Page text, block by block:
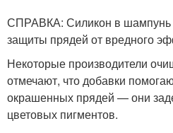
СПРАВКА: Силикон в шампунь
защиты прядей от вредного
Некоторые производители
отмечают, что добавки
окрашенных прядей — они
цветовых пигментов.